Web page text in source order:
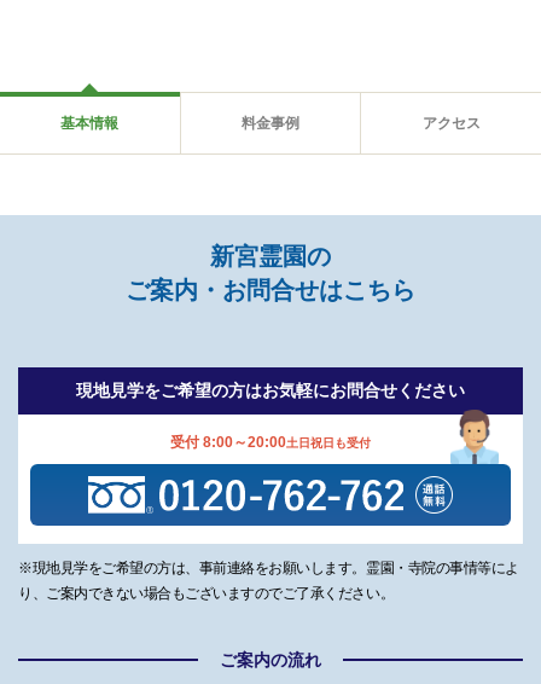
基本情報 料金事例 アクセス
新宮霊園の
ご案内・お問合せはこちら
現地見学をご希望の方はお気軽にお問合せください
受付 8:00～20:00土日祝日も受付
※現地見学をご希望の方は、事前連絡をお願いします。霊園・寺院の事情等によ
り、ご案内できない場合もございますのでご了承ください。
ご案内の流れ